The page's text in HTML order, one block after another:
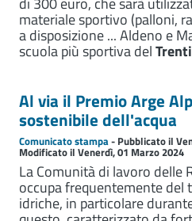
materiale sportivo (palloni,
a disposizione ... Aldeno e
scuola più sportiva del
Al via il Premio Arge
sostenibile dell'acqua
Comunicato stampa- Pubblicato il
Modificato il Venerdì, 01 Marzo 2024
La Comunità di lavoro delle
occupa frequentemente del
idriche, in particolare